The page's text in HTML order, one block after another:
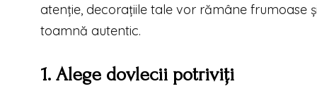
atenție, decorațiile tale vor rămâne frumoase
toamnă autentic.
1. Alege dovlecii potriviți